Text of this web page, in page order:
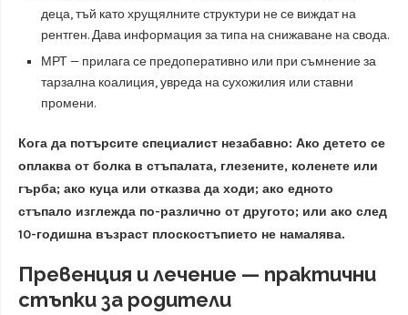
деца, тъй като хрущялните структури не се виждат на
рентген. Дава информация за типа на снижаване на свода.
МРТ — прилага се предоперативно или при съмнение за
тарзална коалиция, увреда на сухожилия или ставни
промени.
Кога да потърсите специалист незабавно: Ако детето се
оплаква от болка в стъпалата, глезените, коленете или
гърба; ако куца или отказва да ходи; ако едното
стъпало изглежда по-различно от другото; или ако след
10-годишна възраст плоскостъпието не намалява.
Превенция и лечение — практични
стъпки за родители